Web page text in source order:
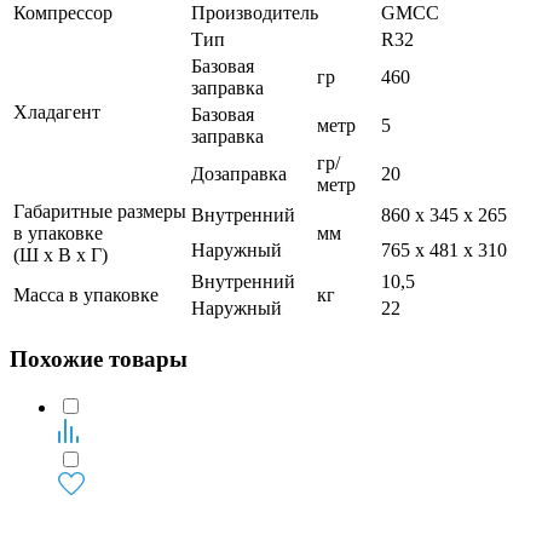
Компрессор
Производитель GMCC
Хладагент
Тип
R32
Базовая
заправка
гр
460
Базовая
заправка
метр 5
Дозаправка
гр/
метр
20
Габаритные размеры
в упаковке
(Ш x В x Г)
Внутренний
мм
860 х 345 х 265
Наружный
765 х 481 х 310
Масса в упаковке
Внутренний
кг
10,5
Наружный
22
Похожие товары